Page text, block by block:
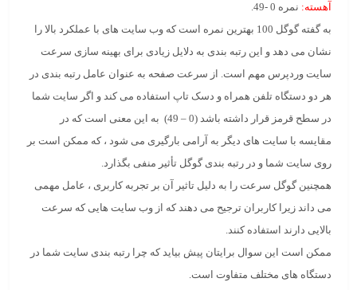
آهسته: نمره 0 -49.
به گفته گوگل 100 بهترین نمره است که وب سایت های با عملکرد بالا را
نشان می دهد و این رتبه بندی به دلایل زیادی برای بهینه سازی سرعت
سایت وردپرس مهم است. از سرعت صفحه به عنوان عامل رتبه بندی در
هر دو دستگاه تلفن همراه و دسک تاپ استفاده می کند و اگر سایت شما
در سطح قرمز قرار داشته باشد (0 – 49) به این معنی است که در
مقایسه با سایت های دیگر به آرامی بارگیری می شود ، که ممکن است بر
روی سایت شما و در رتبه بندی گوگل تأثیر منفی بگذارد.
همچنین گوگل سرعت را به دلیل تاثیر آن بر تجربه کاربری ، عامل مهمی
می داند زیرا کاربران ترجیح می دهند که از وب سایت هایی که سرعت
بالایی دارند استفاده کنند.
ممکن است این سوال برایتان پیش بیاید که چرا رتبه بندی سایت شما در
دستگاه های مختلف متفاوت است.